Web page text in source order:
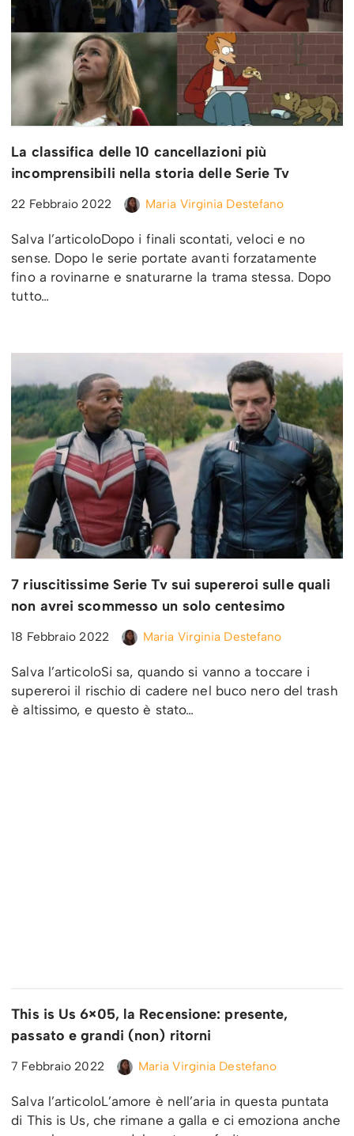
La classifica delle 10 cancellazioni più
incomprensibili nella storia delle Serie Tv
22 Febbraio 2022 Maria Virginia Destefano
Salva l’articoloDopo i finali scontati, veloci e no
sense. Dopo le serie portate avanti forzatamente
fino a rovinarne e snaturarne la trama stessa. Dopo
tutto…
7 riuscitissime Serie Tv sui supereroi sulle quali
non avrei scommesso un solo centesimo
18 Febbraio 2022 Maria Virginia Destefano
Salva l’articoloSi sa, quando si vanno a toccare i
supereroi il rischio di cadere nel buco nero del trash
è altissimo, e questo è stato…
This is Us 6×05, la Recensione: presente,
passato e grandi (non) ritorni
7 Febbraio 2022 Maria Virginia Destefano
Salva l’articoloL’amore è nell’aria in questa puntata
di This is Us, che rimane a galla e ci emoziona anche